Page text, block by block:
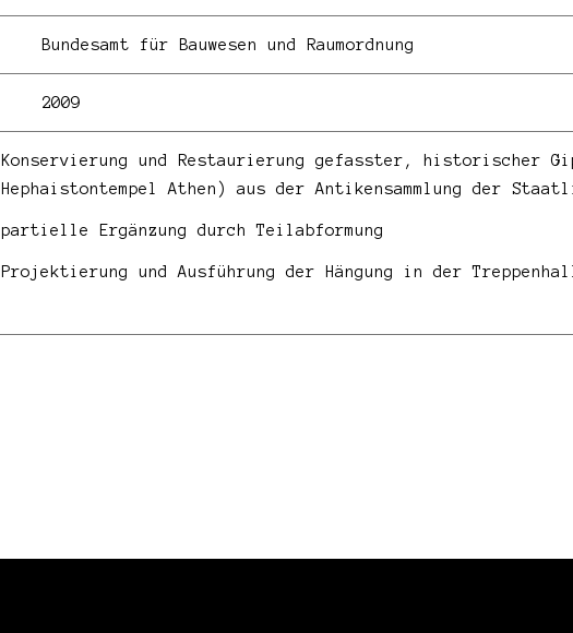
Bundesamt für Bauwesen und Raumordnung
2009
Konservierung und Restaurierung gefasster, historischer
Hephaistontempel Athen) aus der Antikensammlung der
partielle Ergänzung durch Teilabformung
Projektierung und Ausführung der Hängung in der